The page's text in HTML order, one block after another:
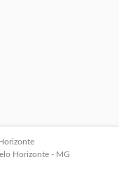
Horizonte - MG